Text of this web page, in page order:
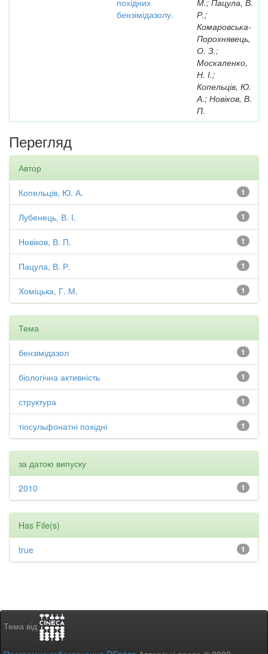
похідних
бензімідазолу.
М.; Пацула, В.
Р.;
Комаровська-
Порохнявець,
О. З.;
Москаленко,
Н. І.;
Копельців, Ю.
А.; Новіков, В.
П.
Перегляд
Автор
1
Копельців, Ю. А.
1
Лубенець, В. І.
1
Новіков, В. П.
1
Пацула, В. Р.
1
Хоміцька, Г. М.
Тема
1
бензімідазол
1
біологічна активність
1
структура
1
тіосульфонатні похідні
за датою випуску
1
2010
Has File(s)
1
true
Тема від